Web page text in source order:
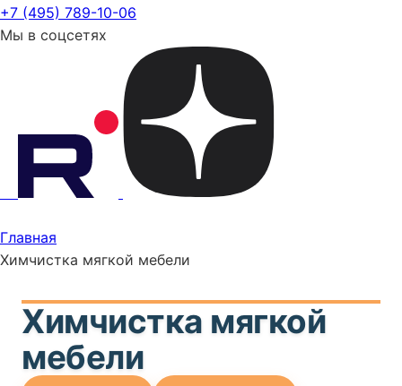
+7 (495) 789-10-06
Мы в соцсетях
Главная
Химчистка мягкой мебели
Химчистка мягкой
мебели